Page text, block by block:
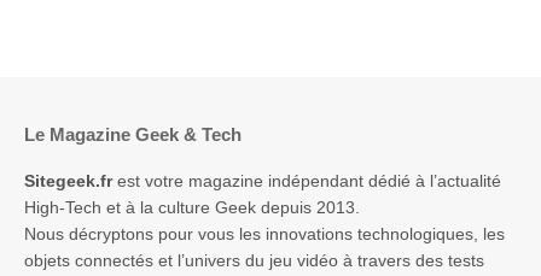
Le Magazine Geek & Tech
Sitegeek.frest votre magazine indépendant dédié à l’actualité
High-Tech et à la culture Geek depuis 2013.
Nous décryptons pour vous les innovations technologiques, les
objets connectés et l’univers du jeu vidéo à travers des tests